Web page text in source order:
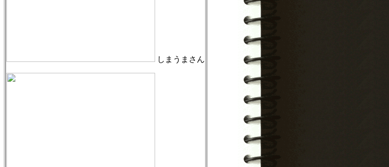
しまうまさん